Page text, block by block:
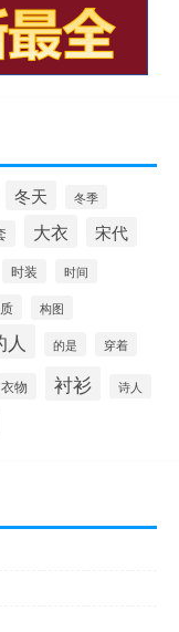
冬天 冬季
大衣 宋代
时装 时间
构图
人 的是 穿着
衣物 衬衫 诗人